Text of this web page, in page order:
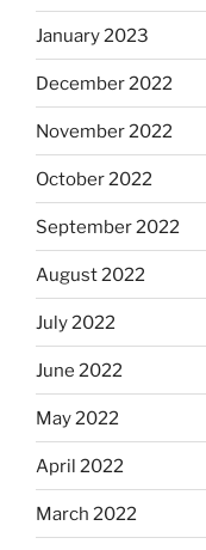
January 2023
December 2022
November 2022
October 2022
September 2022
August 2022
July 2022
June 2022
May 2022
April 2022
March 2022